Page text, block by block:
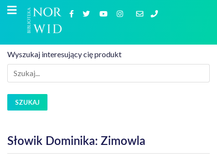
Wyszukaj interesujący cię produkt
SZUKAJ
Słowik Dominika: Zimowla